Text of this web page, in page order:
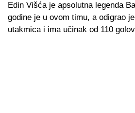
Edin Višća je apsolutna legenda
godine je u ovom timu, a odigrao
utakmica i ima učinak od 110